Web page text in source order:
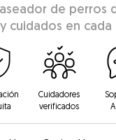
de perros
cuidados en
Cuidadores
verificados